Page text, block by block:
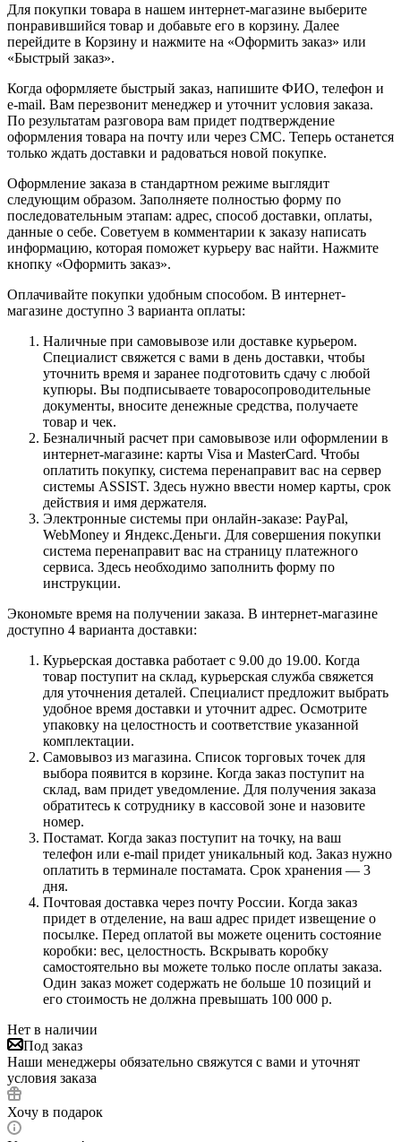
Для покупки товара в нашем интернет-магазине выберите
понравившийся товар и добавьте его в корзину. Далее
перейдите в Корзину и нажмите на «Оформить заказ» или
«Быстрый заказ».
Когда оформляете быстрый заказ, напишите ФИО, телефон и
e-mail. Вам перезвонит менеджер и уточнит условия заказа.
По результатам разговора вам придет подтверждение
оформления товара на почту или через СМС. Теперь останется
только ждать доставки и радоваться новой покупке.
Оформление заказа в стандартном режиме выглядит
следующим образом. Заполняете полностью форму по
последовательным этапам: адрес, способ доставки, оплаты,
данные о себе. Советуем в комментарии к заказу написать
информацию, которая поможет курьеру вас найти. Нажмите
кнопку «Оформить заказ».
Оплачивайте покупки удобным способом. В интернет-
магазине доступно 3 варианта оплаты:
Наличные при самовывозе или доставке курьером.
Специалист свяжется с вами в день доставки, чтобы
уточнить время и заранее подготовить сдачу с любой
купюры. Вы подписываете товаросопроводительные
документы, вносите денежные средства, получаете
товар и чек.
Безналичный расчет при самовывозе или оформлении в
интернет-магазине: карты Visa и MasterCard. Чтобы
оплатить покупку, система перенаправит вас на сервер
системы ASSIST. Здесь нужно ввести номер карты, срок
действия и имя держателя.
Электронные системы при онлайн-заказе: PayPal,
WebMoney и Яндекс.Деньги. Для совершения покупки
система перенаправит вас на страницу платежного
сервиса. Здесь необходимо заполнить форму по
инструкции.
Экономьте время на получении заказа. В интернет-магазине
доступно 4 варианта доставки:
Курьерская доставка работает с 9.00 до 19.00. Когда
товар поступит на склад, курьерская служба свяжется
для уточнения деталей. Специалист предложит выбрать
удобное время доставки и уточнит адрес. Осмотрите
упаковку на целостность и соответствие указанной
комплектации.
Самовывоз из магазина. Список торговых точек для
выбора появится в корзине. Когда заказ поступит на
склад, вам придет уведомление. Для получения заказа
обратитесь к сотруднику в кассовой зоне и назовите
номер.
Постамат. Когда заказ поступит на точку, на ваш
телефон или e-mail придет уникальный код. Заказ нужно
оплатить в терминале постамата. Срок хранения — 3
дня.
Почтовая доставка через почту России. Когда заказ
придет в отделение, на ваш адрес придет извещение о
посылке. Перед оплатой вы можете оценить состояние
коробки: вес, целостность. Вскрывать коробку
самостоятельно вы можете только после оплаты заказа.
Один заказ может содержать не больше 10 позиций и
его стоимость не должна превышать 100 000 р.
Нет в наличии
Под заказ
Наши менеджеры обязательно свяжутся с вами и уточнят
условия заказа
Хочу в подарок